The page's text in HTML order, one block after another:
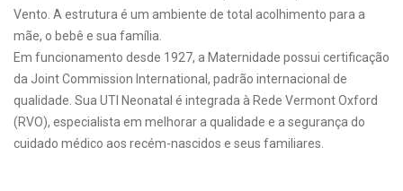
Vento. A estrutura é um ambiente de total acolhimento para a
mãe, o bebê e sua família.
Em funcionamento desde 1927, a Maternidade possui certificação
da Joint Commission International, padrão internacional de
qualidade. Sua UTI Neonatal é integrada à Rede Vermont Oxford
(RVO), especialista em melhorar a qualidade e a segurança do
cuidado médico aos recém-nascidos e seus familiares.